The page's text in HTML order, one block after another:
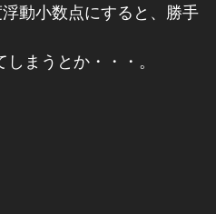
動小数点にすると、勝手
まうとか・・・。